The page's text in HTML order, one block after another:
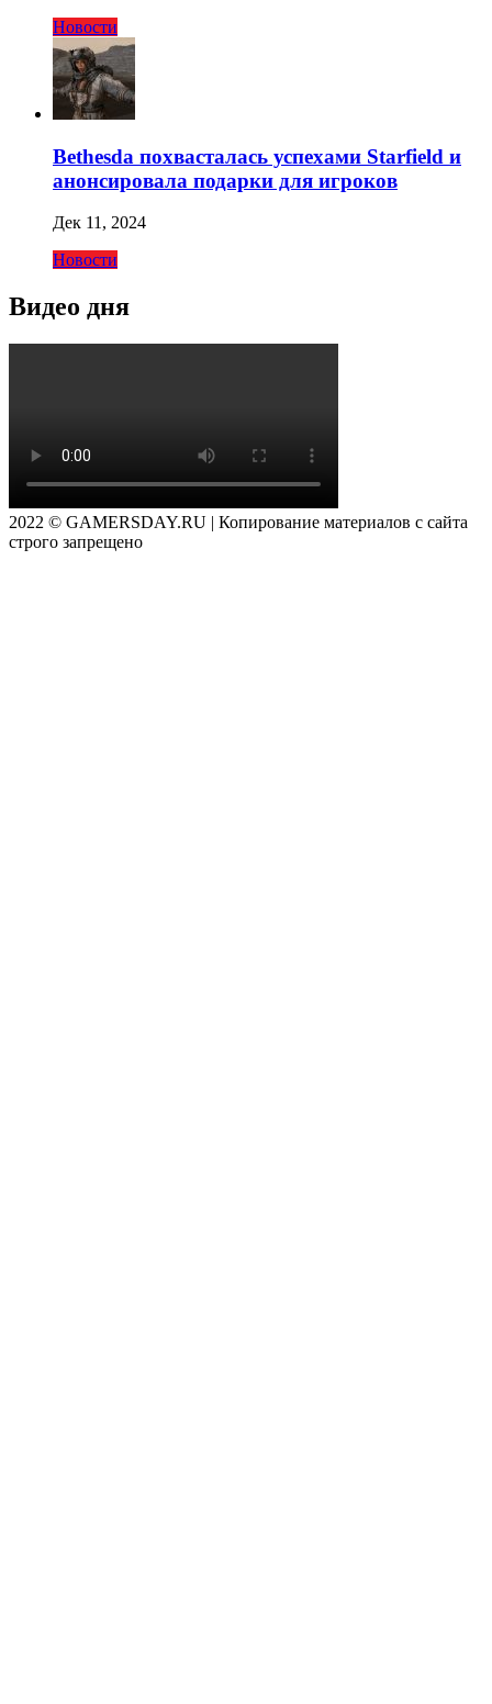
Новости
Bethesda похвасталась успехами Starfield и
анонсировала подарки для игроков
Дек 11, 2024
Новости
Видео дня
2022 © GAMERSDAY.RU | Копирование материалов с сайта
строго запрещено